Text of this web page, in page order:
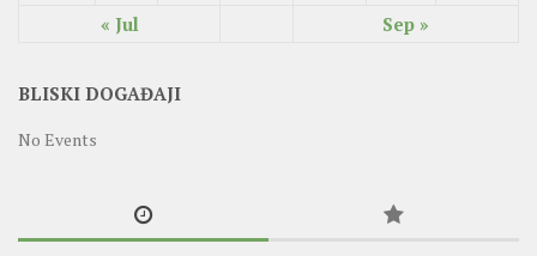
« Jul Sep »
BLISKI DOGAĐAJI
No Events